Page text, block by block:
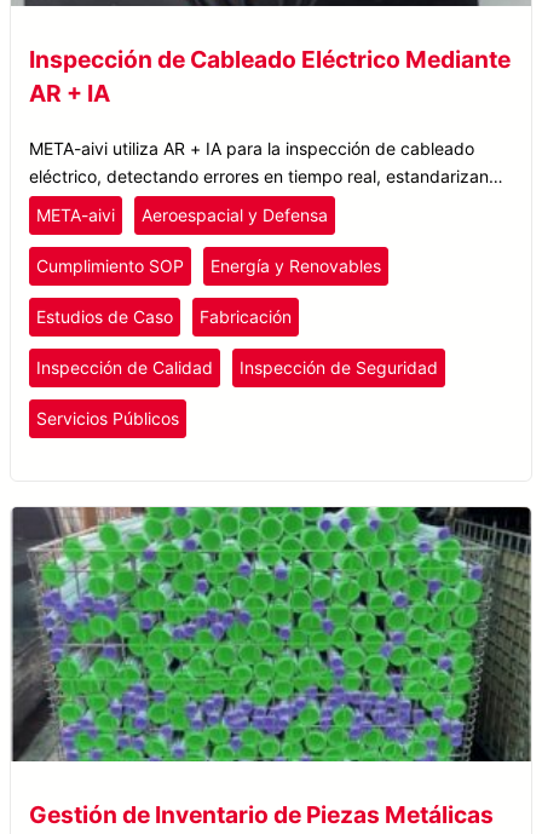
Inspección de Cableado Eléctrico Mediante
AR + IA
META-aivi utiliza AR + IA para la inspección de cableado
eléctrico, detectando errores en tiempo real, estandarizando
flujos de trabajo y mejorando el cumplimiento de SOP.
META-aivi Aeroespacial y Defensa
Cumplimiento SOP Energía y Renovables
Estudios de Caso Fabricación
Inspección de Calidad Inspección de Seguridad
Servicios Públicos
Gestión de Inventario de Piezas Metálicas